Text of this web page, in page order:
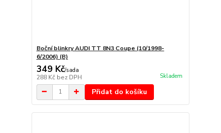
Boční blinkry AUDI TT 8N3 Coupe (10/1998-
6/2006) (B)
349 Kč/sada
288 Kč bez DPH Skladem
Přidat do košíku